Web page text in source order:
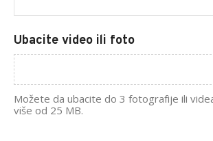
Ubacite video ili foto
Možete da ubacite do 3 fotografije ili
više od 25 MB.